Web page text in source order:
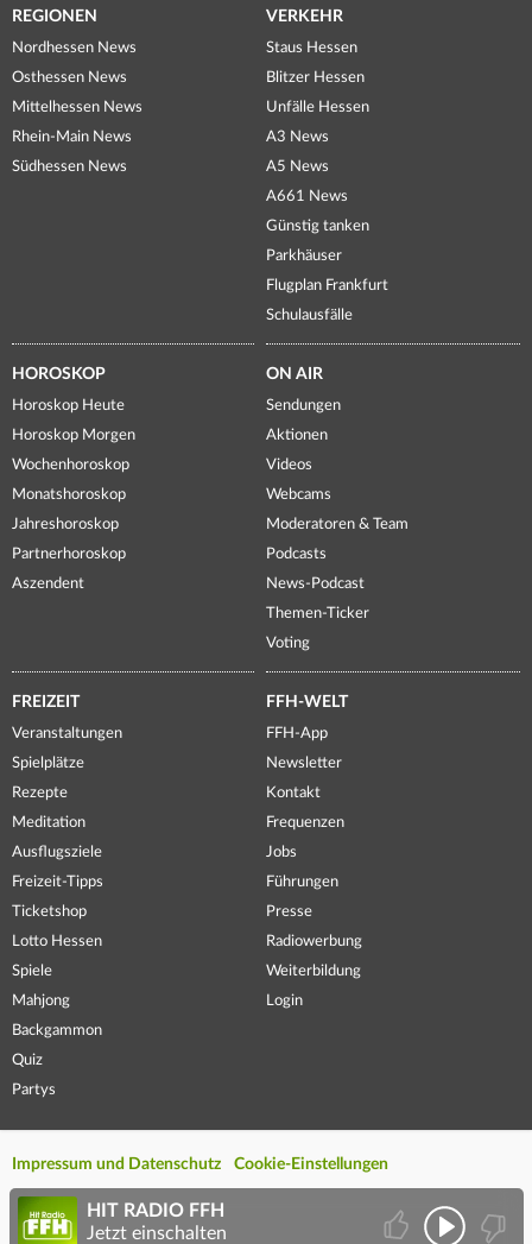
REGIONEN
Nordhessen News
Osthessen News
Mittelhessen News
Rhein-Main News
Südhessen News
VERKEHR
Staus Hessen
Blitzer Hessen
Unfälle Hessen
A3 News
A5 News
A661 News
Günstig tanken
Parkhäuser
Flugplan Frankfurt
Schulausfälle
HOROSKOP
Horoskop Heute
Horoskop Morgen
Wochenhoroskop
Monatshoroskop
Jahreshoroskop
Partnerhoroskop
Aszendent
ON AIR
Sendungen
Aktionen
Videos
Webcams
Moderatoren & Team
Podcasts
News-Podcast
Themen-Ticker
Voting
FREIZEIT
Veranstaltungen
Spielplätze
Rezepte
Meditation
Ausflugsziele
Freizeit-Tipps
Ticketshop
Lotto Hessen
Spiele
Mahjong
Backgammon
Quiz
Partys
FFH-WELT
FFH-App
Newsletter
Kontakt
Frequenzen
Jobs
Führungen
Presse
Radiowerbung
Weiterbildung
Login
Impressum und Datenschutz Cookie-Einstellungen
HIT RADIO FFH
Jetzt einschalten